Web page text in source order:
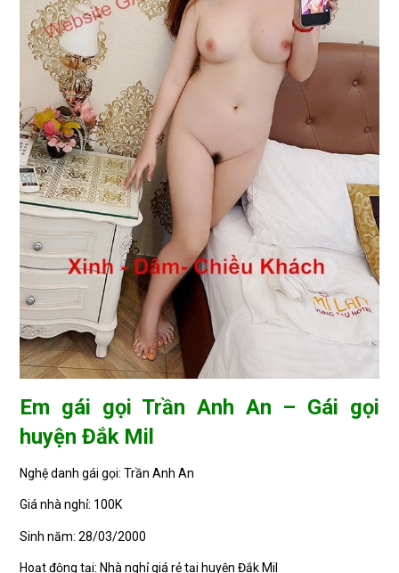
Em gái gọi Trần Anh An – Gái gọi
huyện Đắk Mil
Nghệ danh gái gọi: Trần Anh An
Giá nhà nghỉ: 100K
Sinh năm: 28/03/2000
Hoạt động tại: Nhà nghỉ giá rẻ tại huyện Đắk Mil